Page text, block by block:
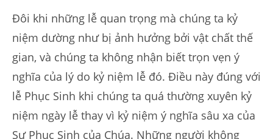
Đôi khi những lễ quan trọng mà chúng ta kỷ
niệm dường như bị ảnh hưởng bởi vật chất thế
gian, và chúng ta không nhận biết trọn vẹn ý
nghĩa của lý do kỷ niệm lễ đó. Điều này đúng với
lễ Phục Sinh khi chúng ta quá thường xuyên kỷ
niệm ngày lễ thay vì kỷ niệm ý nghĩa sâu xa của
Sự Phục Sinh của Chúa. Những người không